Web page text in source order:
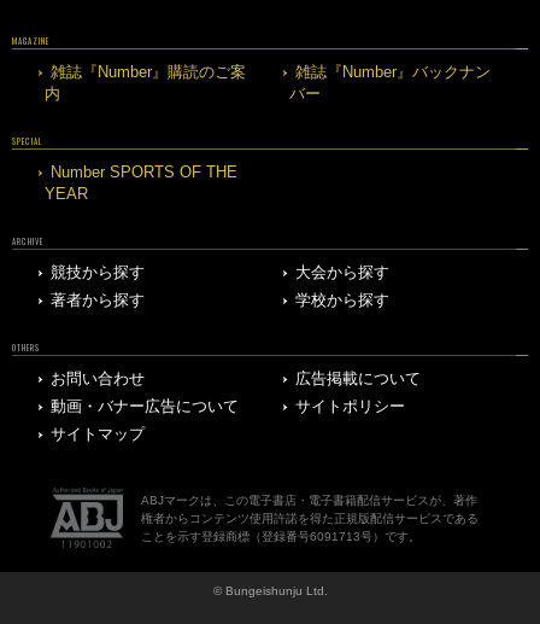
MAGAZINE
雑誌『Number』購読のご案
内
雑誌『Number』バックナン
バー
SPECIAL
Number SPORTS OF THE
YEAR
ARCHIVE
競技から探す
大会から探す
著者から探す
学校から探す
OTHERS
お問い合わせ
広告掲載について
動画・バナー広告について
サイトポリシー
サイトマップ
ABJマークは、この電子書店・電子書籍配信サービスが、著作
権者からコンテンツ使用許諾を得た正規版配信サービスである
ことを示す登録商標（登録番号6091713号）です。
© Bungeishunju Ltd.